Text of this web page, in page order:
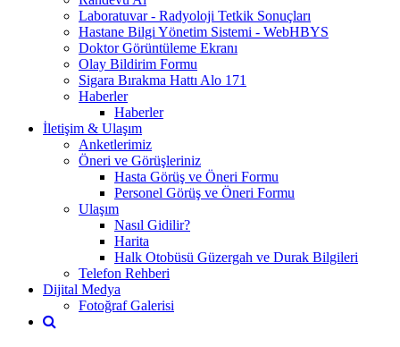
Laboratuvar - Radyoloji Tetkik Sonuçları
Hastane Bilgi Yönetim Sistemi - WebHBYS
Doktor Görüntüleme Ekranı
Olay Bildirim Formu
Sigara Bırakma Hattı Alo 171
Haberler
Haberler
İletişim & Ulaşım
Anketlerimiz
Öneri ve Görüşleriniz
Hasta Görüş ve Öneri Formu
Personel Görüş ve Öneri Formu
Ulaşım
Nasıl Gidilir?
Harita
Halk Otobüsü Güzergah ve Durak Bilgileri
Telefon Rehberi
Dijital Medya
Fotoğraf Galerisi